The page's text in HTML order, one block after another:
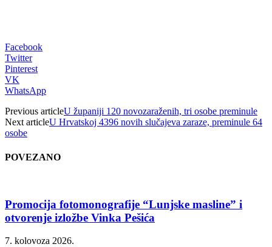
Facebook
Twitter
Pinterest
VK
WhatsApp
Previous articleU županiji 120 novozaraženih, tri osobe preminule
Next articleU Hrvatskoj 4396 novih slučajeva zaraze, preminule 64
osobe
POVEZANO
Promocija fotomonografije “Lunjske masline” i
otvorenje izložbe Vinka Pešića
7. kolovoza 2026.